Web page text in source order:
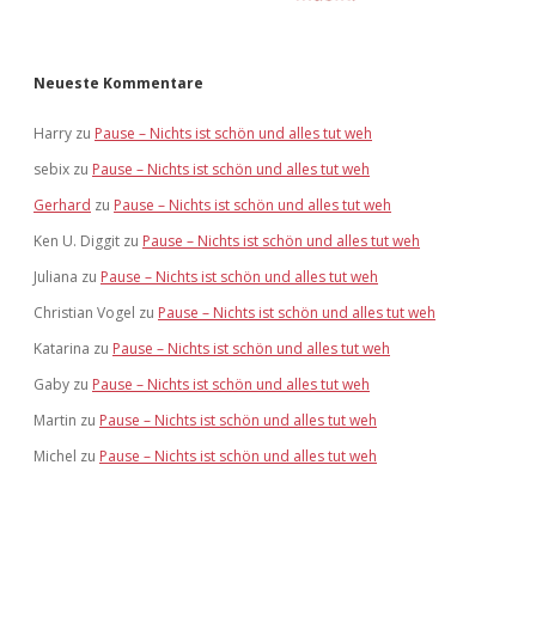
Neueste Kommentare
Harry zu Pause – Nichts ist schön und alles tut weh
sebix zu Pause – Nichts ist schön und alles tut weh
Gerhard zu Pause – Nichts ist schön und alles tut weh
Ken U. Diggit zu Pause – Nichts ist schön und alles tut weh
Juliana zu Pause – Nichts ist schön und alles tut weh
Christian Vogel zu Pause – Nichts ist schön und alles tut weh
Katarina zu Pause – Nichts ist schön und alles tut weh
Gaby zu Pause – Nichts ist schön und alles tut weh
Martin zu Pause – Nichts ist schön und alles tut weh
Michel zu Pause – Nichts ist schön und alles tut weh